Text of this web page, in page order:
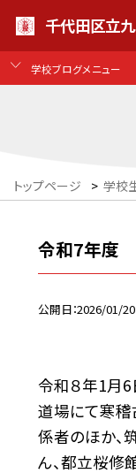
千代田区立
学校ブログメニュー
トップページ > 学校
令和7年度
公開日 2026/01/20
令和８年1月6
道場にて寒稽
係者のほか、
ん、都立桜修